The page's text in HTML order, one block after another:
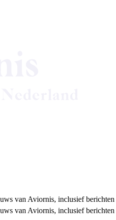
van Aviornis, inclusief
van Aviornis, inclusief